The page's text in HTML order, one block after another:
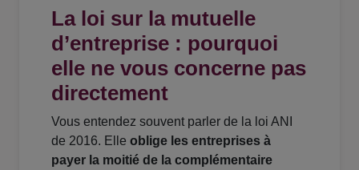
La loi sur la mutuelle
d’entreprise : pourquoi
elle ne vous concerne pas
directement
Vous entendez souvent parler de la loi ANI
de 2016. Elle oblige les entreprises à
payer la moitié de la complémentaire